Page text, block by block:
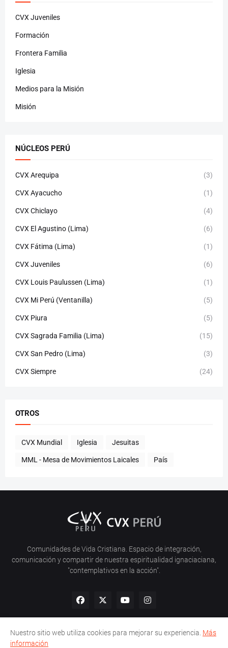
CVX Juveniles
Formación
Frontera Familia
Iglesia
Medios para la Misión
Misión
NÚCLEOS PERÚ
CVX Arequipa (3)
CVX Ayacucho (1)
CVX Chiclayo (4)
CVX El Agustino (Lima) (6)
CVX Fátima (Lima) (1)
CVX Juveniles (6)
CVX Louis Paulussen (Lima) (1)
CVX Mi Perú (Ventanilla) (5)
CVX Piura (5)
CVX Sagrada Familia (Lima) (15)
CVX San Pedro (Lima) (3)
CVX Siempre (24)
OTROS
CVX Mundial Iglesia Jesuitas
MML - Mesa de Movimientos Laicales País
Comunidades de Vida Cristiana. Espacio de integración,
comunicación y compartir de nuestra espiritualidad ignaciaciana,
"contemplativos en la acción".
Nuestro sitio web utiliza cookies para mejorar su experiencia. Más
información